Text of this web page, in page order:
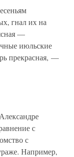
гнал их на
—
июльские
прекрасная, —
с
с
Например,